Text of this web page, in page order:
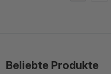
Beliebte Produkte